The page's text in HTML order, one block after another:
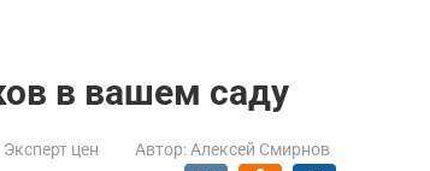
в вашем саду
Эксперт цен Автор: Алексей Смирнов